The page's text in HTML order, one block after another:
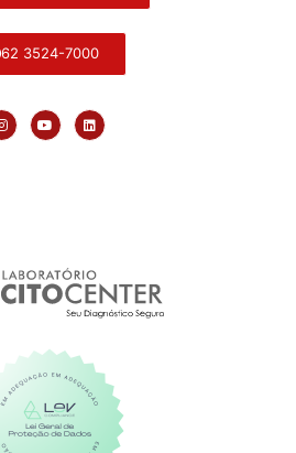
62 3524-7000